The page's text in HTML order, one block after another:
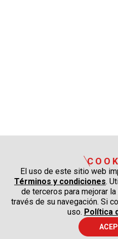
El uso de este sitio web
Términos y condiciones.
de terceros para mejorar
través de su navegación. Si
uso. Política